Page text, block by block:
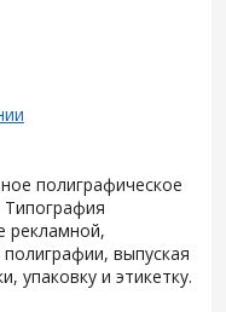
полиграфическое
Типография
рекламной,
выпуская
упаковку и этикетку.